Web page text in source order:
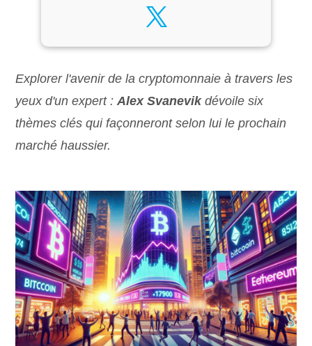
Explorer l'avenir de la cryptomonnaie à travers les
yeux d'un expert :Alex Svanevikdévoile six
thèmes clés qui façonneront selon lui le prochain
marché haussier.